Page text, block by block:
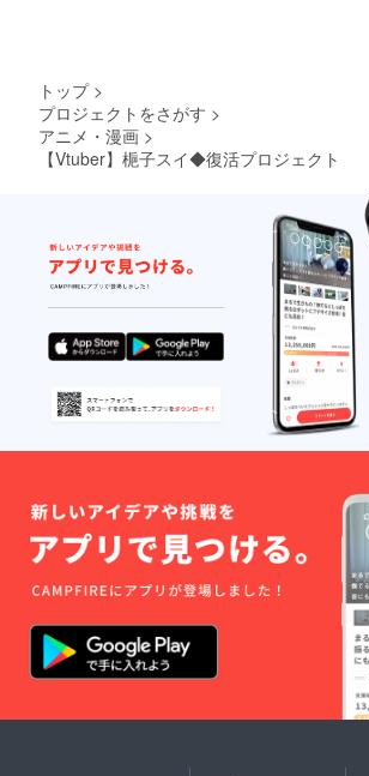
トップ >
プロジェクトをさがす >
アニメ・漫画 >
【Vtuber】梔子スイ◆復活プロジェクト